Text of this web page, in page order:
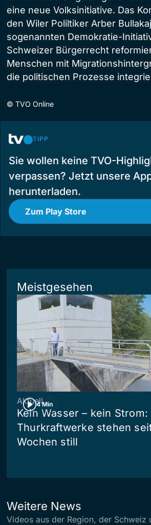
eine neue Volksinitiative. Das
den Wiler Poliltiker Arber
sogenannten Demokratie-
Schweizer Bürgerrecht
Menschen mit
die politischen Prozesse
© TVO Online
TIPP
Sie wollen keine TVO-
verpassen? Jetzt unsere
herunterladen.
Zum Play Store
Meistgesehen
4 Min
Aktuell
Kein Wasser – kein Strom:
Thurkraftwerke stehen
Wochen still
Weitere News
Videos aus der Region, der Schweiz